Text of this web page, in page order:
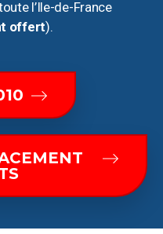
l’Ile-de-France
offert).